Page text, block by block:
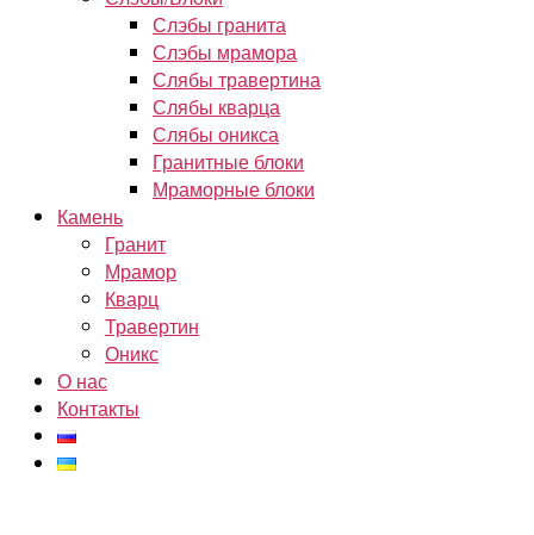
Слэбы гранита
Слэбы мрамора
Слябы травертина
Слябы кварца
Слябы оникса
Гранитные блоки
Мраморные блоки
Камень
Гранит
Мрамор
Кварц
Травертин
Оникс
О нас
Контакты